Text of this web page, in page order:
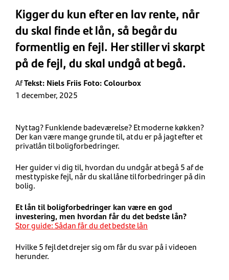
Kigger du kun efter en lav rente, når
du skal finde et lån, så begår du
formentlig en fejl. Her stiller vi skarpt
på de fejl, du skal undgå at begå.
AfTekst: Niels Friis Foto: Colourbox
1 december, 2025
Nyt tag? Funklende badeværelse? Et moderne køkken?
Der kan være mange grunde til, at du er på jagt efter et
privatlån til boligforbedringer.
Her guider vi dig til, hvordan du undgår at begå 5 af de
mest typiske fejl, når du skal låne til forbedringer på din
bolig.
Et lån til boligforbedringer kan være en god
investering, men hvordan får du det bedste lån?
Stor guide: Sådan får du det bedste lån
Hvilke 5 fejl det drejer sig om får du svar på i videoen
herunder.